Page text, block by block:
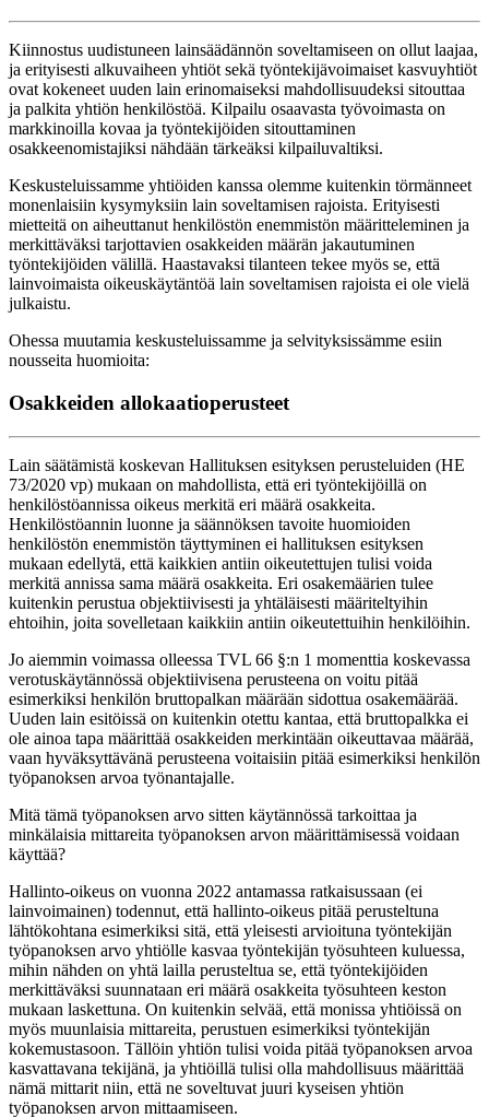
Kiinnostus uudistuneen lainsäädännön soveltamiseen on ollut laajaa,
ja erityisesti alkuvaiheen yhtiöt sekä työntekijävoimaiset kasvuyhtiöt
ovat kokeneet uuden lain erinomaiseksi mahdollisuudeksi sitouttaa
ja palkita yhtiön henkilöstöä. Kilpailu osaavasta työvoimasta on
markkinoilla kovaa ja työntekijöiden sitouttaminen
osakkeenomistajiksi nähdään tärkeäksi kilpailuvaltiksi.
Keskusteluissamme yhtiöiden kanssa olemme kuitenkin törmänneet
monenlaisiin kysymyksiin lain soveltamisen rajoista. Erityisesti
mietteitä on aiheuttanut henkilöstön enemmistön määritteleminen ja
merkittäväksi tarjottavien osakkeiden määrän jakautuminen
työntekijöiden välillä. Haastavaksi tilanteen tekee myös se, että
lainvoimaista oikeuskäytäntöä lain soveltamisen rajoista ei ole vielä
julkaistu.
Ohessa muutamia keskusteluissamme ja selvityksissämme esiin
nousseita huomioita:
Osakkeiden allokaatioperusteet
Lain säätämistä koskevan Hallituksen esityksen perusteluiden (HE
73/2020 vp) mukaan on mahdollista, että eri työntekijöillä on
henkilöstöannissa oikeus merkitä eri määrä osakkeita.
Henkilöstöannin luonne ja säännöksen tavoite huomioiden
henkilöstön enemmistön täyttyminen ei hallituksen esityksen
mukaan edellytä, että kaikkien antiin oikeutettujen tulisi voida
merkitä annissa sama määrä osakkeita. Eri osakemäärien tulee
kuitenkin perustua objektiivisesti ja yhtäläisesti määriteltyihin
ehtoihin, joita sovelletaan kaikkiin antiin oikeutettuihin henkilöihin.
Jo aiemmin voimassa olleessa TVL 66 §:n 1 momenttia koskevassa
verotuskäytännössä objektiivisena perusteena on voitu pitää
esimerkiksi henkilön bruttopalkan määrään sidottua osakemäärää.
Uuden lain esitöissä on kuitenkin otettu kantaa, että bruttopalkka ei
ole ainoa tapa määrittää osakkeiden merkintään oikeuttavaa määrää,
vaan hyväksyttävänä perusteena voitaisiin pitää esimerkiksi henkilön
työpanoksen arvoa työnantajalle.
Mitä tämä työpanoksen arvo sitten käytännössä tarkoittaa ja
minkälaisia mittareita työpanoksen arvon määrittämisessä voidaan
käyttää?
Hallinto-oikeus on vuonna 2022 antamassa ratkaisussaan (ei
lainvoimainen) todennut, että hallinto-oikeus pitää perusteltuna
lähtökohtana esimerkiksi sitä, että yleisesti arvioituna työntekijän
työpanoksen arvo yhtiölle kasvaa työntekijän työsuhteen kuluessa,
mihin nähden on yhtä lailla perusteltua se, että työntekijöiden
merkittäväksi suunnataan eri määrä osakkeita työsuhteen keston
mukaan laskettuna. On kuitenkin selvää, että monissa yhtiöissä on
myös muunlaisia mittareita, perustuen esimerkiksi työntekijän
kokemustasoon. Tällöin yhtiön tulisi voida pitää työpanoksen arvoa
kasvattavana tekijänä, ja yhtiöillä tulisi olla mahdollisuus määrittää
nämä mittarit niin, että ne soveltuvat juuri kyseisen yhtiön
työpanoksen arvon mittaamiseen.